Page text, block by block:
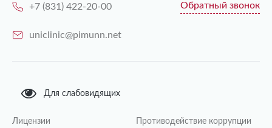
+7 (831) 422-20-00 Обратный звонок
uniclinic@pimunn.net
Для слабовидящих
Лицензии Противодействие коррупции